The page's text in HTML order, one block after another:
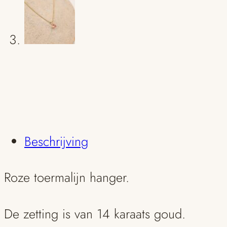
Beschrijving
Roze toermalijn hanger.
De zetting is van 14 karaats goud.